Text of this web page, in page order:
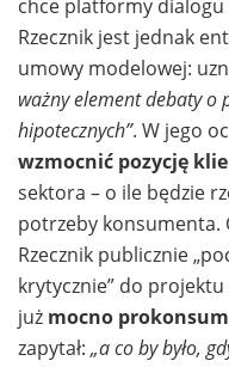
chce platformy
Rzecznik jest jednak
umowy modelowej:
ważny element debaty o
hipotecznych”. W jego
wzmocnić pozycję
sektora – o ile będzie
potrzeby konsumenta.
Rzecznik publicznie
krytycznie” do projektu
już mocno
zapytał: „a co by było,